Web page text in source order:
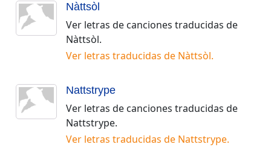
Nàttsòl
Ver letras de canciones traducidas de
Nàttsòl.
Ver letras traducidas de Nàttsòl.
Nattstrype
Ver letras de canciones traducidas de
Nattstrype.
Ver letras traducidas de Nattstrype.